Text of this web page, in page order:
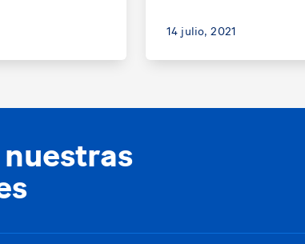
14 julio, 2021